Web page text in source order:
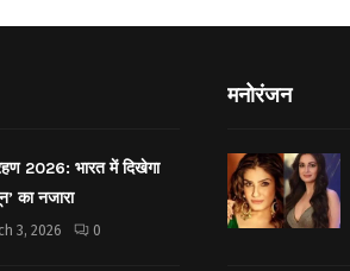
2026: भारत में दिखेगा
का नजारा
3, 2026 0
मनोरंजन